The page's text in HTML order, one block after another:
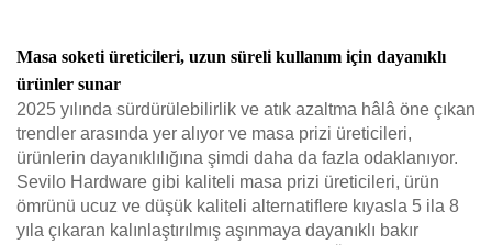
Masa soketi üreticileri, uzun süreli kullanım için dayanıklı
ürünler sunar
2025 yılında sürdürülebilirlik ve atık azaltma hâlâ öne çıkan
trendler arasında yer alıyor ve masa prizi üreticileri,
ürünlerin dayanıklılığına şimdi daha da fazla odaklanıyor.
Sevilo Hardware gibi kaliteli masa prizi üreticileri, ürün
ömrünü ucuz ve düşük kaliteli alternatiflere kıyasla 5 ila 8
yıla çıkaran kalınlaştırılmış aşınmaya dayanıklı bakır